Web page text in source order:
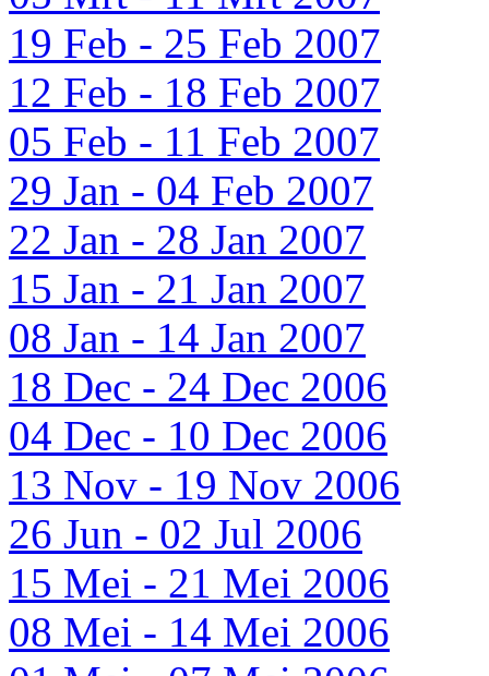
19 Feb - 25 Feb 2007
12 Feb - 18 Feb 2007
05 Feb - 11 Feb 2007
29 Jan - 04 Feb 2007
22 Jan - 28 Jan 2007
15 Jan - 21 Jan 2007
08 Jan - 14 Jan 2007
18 Dec - 24 Dec 2006
04 Dec - 10 Dec 2006
13 Nov - 19 Nov 2006
26 Jun - 02 Jul 2006
15 Mei - 21 Mei 2006
08 Mei - 14 Mei 2006